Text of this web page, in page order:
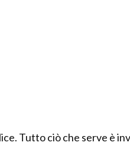
Tutto ciò che serve è